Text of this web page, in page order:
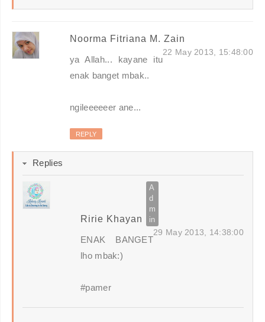
Noorma Fitriana M. Zain
22 May 2013, 15:48:00
ya Allah... kayane itu
enak banget mbak..
ngileeeeeer ane...
REPLY
Replies
Ririe Khayan
29 May 2013, 14:38:00
ENAK BANGET
lho mbak:)
#pamer